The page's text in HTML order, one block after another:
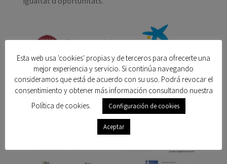
Esta web usa 'cookies' propias y de terceros para ofrecerte una
mejor experiencia y servicio. Si continúa navegando
consideramos que está de acuerdo con su uso. Podrá revocar el
consentimiento y obtener más información consultando nuestra
Política de cookies.
Configuración de cookies
Aceptar